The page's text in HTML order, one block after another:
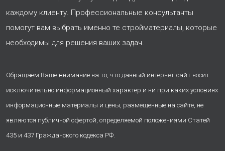
каждому клиенту. Профессиональные консультанты
помогут вам выбрать именно те стройматериалы, которые
необходимы для решения ваших задач.
Обращаем Ваше внимание на то, что данный интернет-сайт носит
исключительно информационный характер и ни при каких условиях
информационные материалы и цены, размещенные на сайте, не
являются публичной офертой, определяемой положениями Статей
435 и 437 Гражданского кодекса РФ.